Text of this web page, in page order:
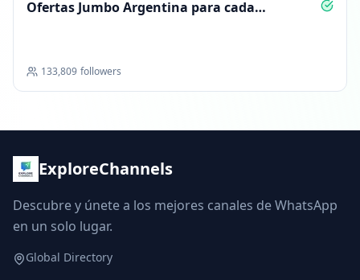
Ofertas Jumbo Argentina para cada
133,809 followers
ExploreChannels
Descubre y únete a los mejores canales de WhatsApp
en un solo lugar.
Global Directory